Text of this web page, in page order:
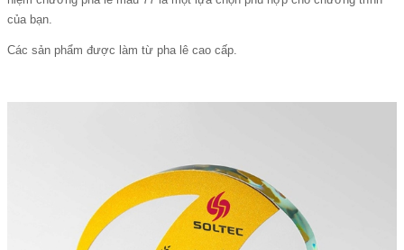
của bạn.
Các sản phẩm được làm từ pha lê cao cấp.